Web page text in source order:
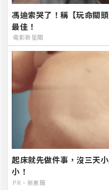
馮迪索哭了！稱【玩命關
最佳！
電影新星聞
起床就先做件事，沒三天
小！
PR・新素簡